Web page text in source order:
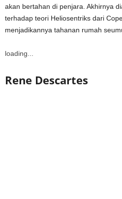
akan bertahan di penjara. Akhirnya
terhadap teori Heliosentriks dari
menjadikannya tahanan rumah
loading...
Rene Descartes